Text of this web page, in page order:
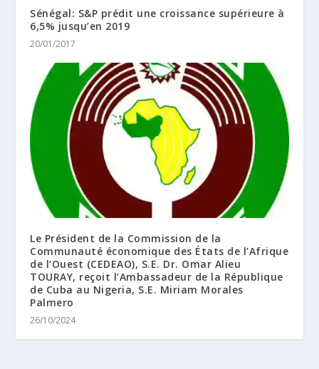
Sénégal: S&P prédit une croissance supérieure à
6,5% jusqu’en 2019
20/01/2017
Le Président de la Commission de la
Communauté économique des États de l’Afrique
de l’Ouest (CEDEAO), S.E. Dr. Omar Alieu
TOURAY, reçoit l’Ambassadeur de la République
de Cuba au Nigeria, S.E. Miriam Morales
Palmero
26/10/2024